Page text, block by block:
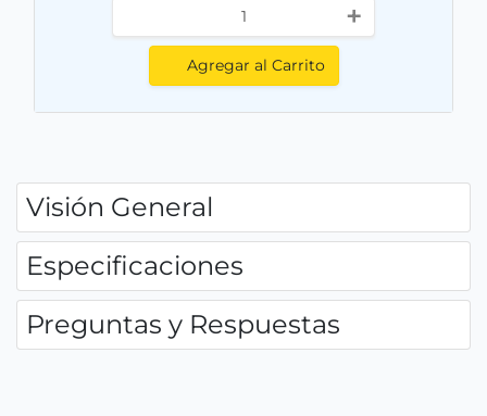
+
Agregar al Carrito
Visión General
Especificaciones
Preguntas y Respuestas